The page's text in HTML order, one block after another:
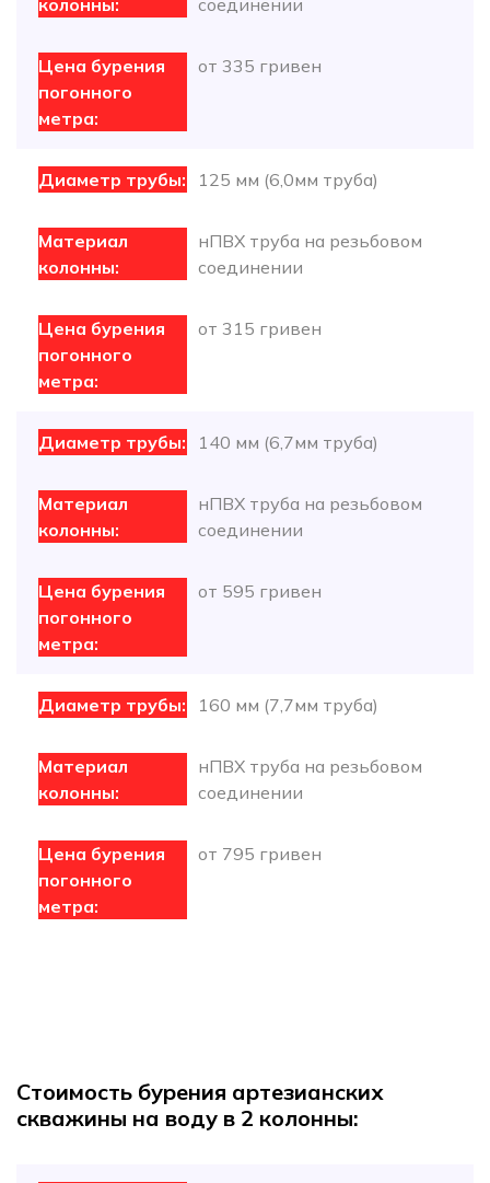
соединении
от 335 гривен
125 мм (6,0мм труба)
нПВХ труба на резьбовом
соединении
от 315 гривен
140 мм (6,7мм труба)
нПВХ труба на резьбовом
соединении
от 595 гривен
160 мм (7,7мм труба)
нПВХ труба на резьбовом
соединении
от 795 гривен
Cтоимость бурения артезианских
скважины на воду в 2 колонны: